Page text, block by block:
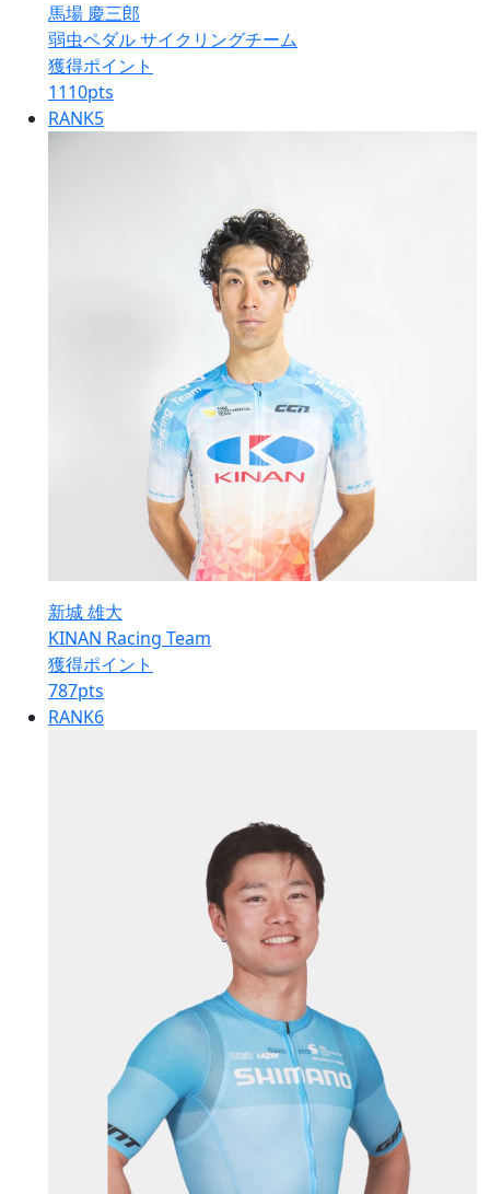
馬場 慶三郎
弱虫ペダル サイクリングチーム
獲得ポイント
1110pts
RANK5
新城 雄大
KINAN Racing Team
獲得ポイント
787pts
RANK6